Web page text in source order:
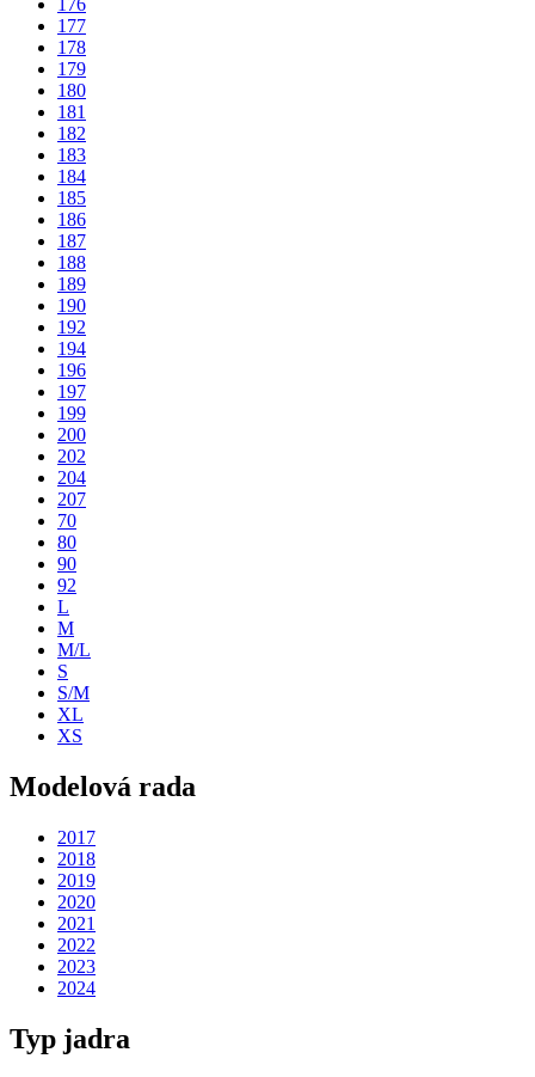
176
177
178
179
180
181
182
183
184
185
186
187
188
189
190
192
194
196
197
199
200
202
204
207
70
80
90
92
L
M
M/L
S
S/M
XL
XS
Modelová rada
2017
2018
2019
2020
2021
2022
2023
2024
Typ jadra